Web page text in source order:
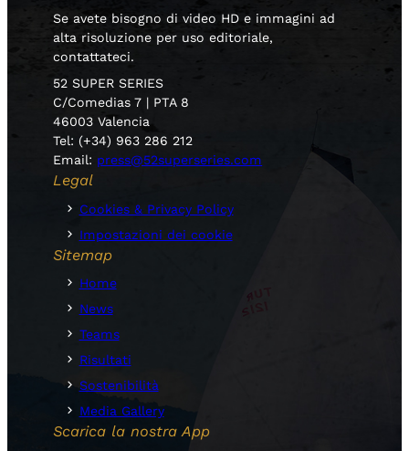
Se avete bisogno di video HD e immagini ad
alta risoluzione per uso editoriale,
contattateci.
52 SUPER SERIES
C/Comedias 7 | PTA 8
46003 Valencia
Tel: (+34) 963 286 212
Email: press@52superseries.com
Legal
Cookies & Privacy Policy
Impostazioni dei cookie
Sitemap
Home
News
Teams
Risultati
Sostenibilità
Media Gallery
Scarica la nostra App